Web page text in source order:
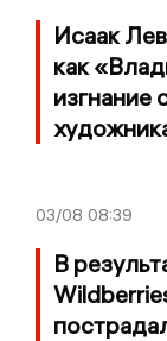
Исаак
как
изгнание
03/08 08:39
В